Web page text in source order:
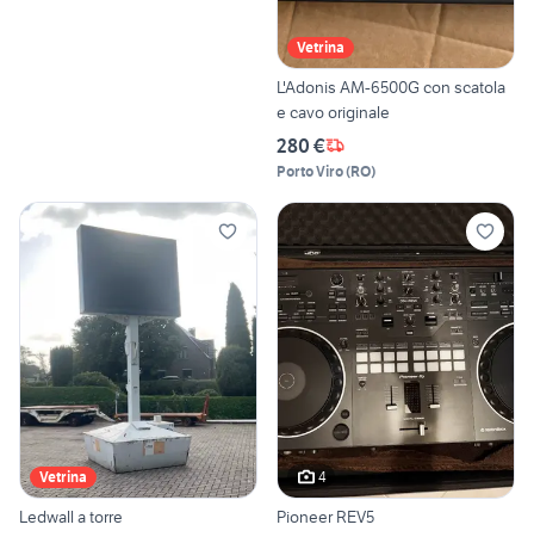
Vetrina
L'Adonis AM-6500G con scatola
e cavo originale
280 €
Porto Viro(RO)
Vetrina
Ledwall a torre
4
Pioneer REV5